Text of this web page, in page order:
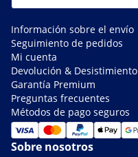
Información sobre el envío
Seguimiento de pedidos
Mi cuenta
Devolución & Desistimiento
Garantía Premium
Preguntas frecuentes
Métodos de pago seguros
Sobre nosotros